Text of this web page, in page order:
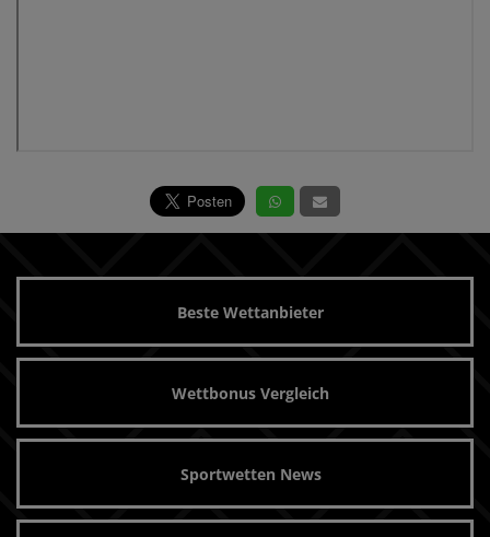
Beste Wettanbieter
Wettbonus Vergleich
Sportwetten News